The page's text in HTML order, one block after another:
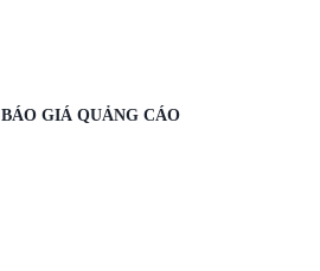
BÁO GIÁ QUẢNG CÁO